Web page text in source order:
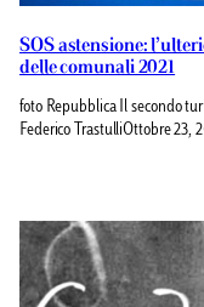
SOS astensione:
delle comunali 2021
foto Repubblica Il secondo
Federico TrastulliOttobre 23,